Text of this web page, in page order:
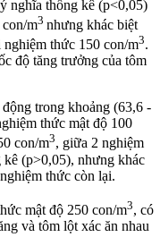
nghĩa thống kê (p<0,05)
m3 nhưng khác biệt
thức 150 con/m3.
độ tăng trưởng của tôm
trong khoảng (63,6 -
thức mật độ 100
con/m3, giữa 2 nghiệm
(p>0,05), nhưng khác
thức còn lại.
mật độ 250 con/m3, có
và tôm lột xác ăn nhau